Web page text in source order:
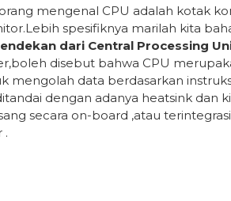
mengenal CPU adalah kotak
spesifiknya marilah kita
dari Central Processing
disebut bahwa CPU
mengolah data berdasarkan
dengan adanya heatsink dan
secara on-board ,atau
.